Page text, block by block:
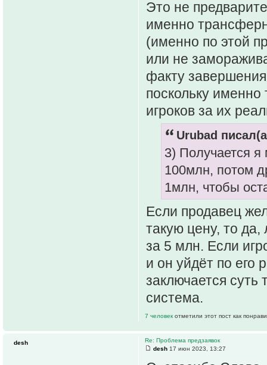
Это не
именно
(именно по этой
или не
факту
поскольку
игроков за их
Urubad
3) Получается я
100млн, потом
1млн, чтобы
Если продавец
такую цену, то
за 5 млн. Если
и он уйдёт по его
заключается
система.
7 человек отметили этот пост как
Re: Проблема предзаявок
desh 17 июн 2023, 13:27
desh